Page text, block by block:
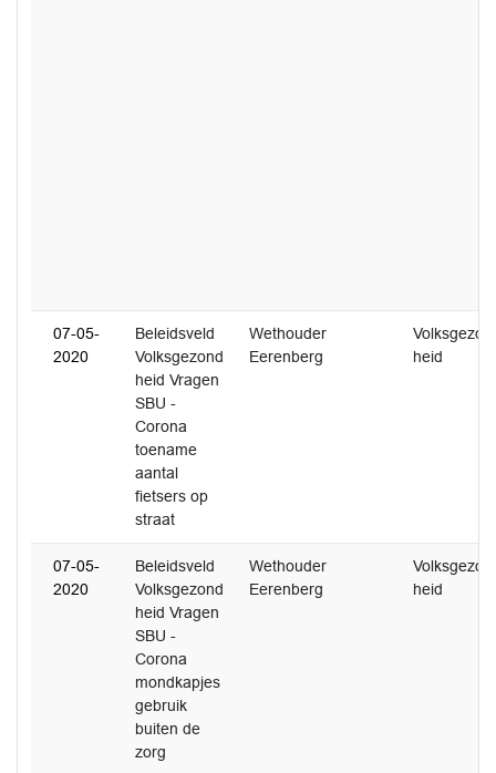
07-05-
2020
Beleidsveld
Volksgezond
heid Vragen
SBU -
Corona
toename
aantal
fietsers op
straat
Wethouder
Eerenberg
heid
07-05-
2020
Beleidsveld
Volksgezond
heid Vragen
SBU -
Corona
mondkapjes
gebruik
buiten de
zorg
Wethouder
Eerenberg
heid